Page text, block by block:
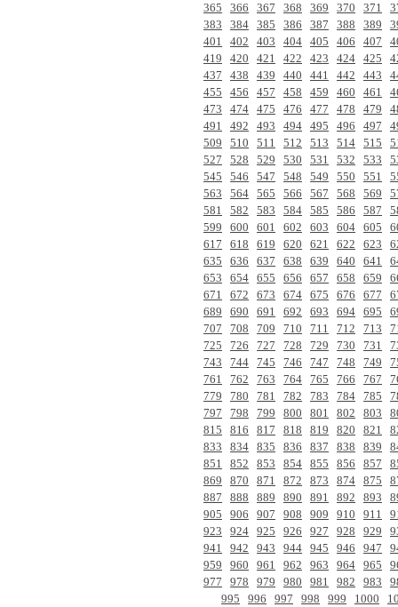
365
366 367 368 369 370 371
383
384 385 386 387 388 389
401
402 403 404 405 406 407
419
420 421 422 423 424 425
437
438 439 440 441 442 443
455
456 457 458 459 460 461
473
474 475 476 477 478 479
491
492 493 494 495 496 497
509
510 511 512 513 514 515
527
528 529 530 531 532 533
545
546 547 548 549 550 551
563
564 565 566 567 568 569
581
582 583 584 585 586 587
599
600 601 602 603 604 605
617
618 619 620 621 622 623
635
636 637 638 639 640 641
653
654 655 656 657 658 659
671
672 673 674 675 676 677
689
690 691 692 693 694 695
707
708 709 710 711 712 713
725
726 727 728 729 730 731
743
744 745 746 747 748 749
761
762 763 764 765 766 767
779
780 781 782 783 784 785
797
798 799 800 801 802 803
815
816 817 818 819 820 821
833
834 835 836 837 838 839
851
852 853 854 855 856 857
869
870 871 872 873 874 875
887
888 889 890 891 892 893
905
906 907 908 909 910 911
923
924 925 926 927 928 929
941
942 943 944 945 946 947
959
960 961 962 963 964 965
977
978 979 980 981 982 983
995
996 997 998 999 1000